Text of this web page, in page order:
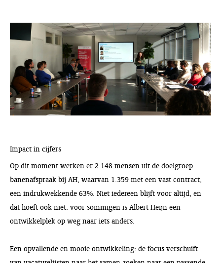
Impact in cijfers
Op dit moment werken er 2.148 mensen uit de doelgroep
banenafspraak bij AH, waarvan 1.359 met een vast contract,
een indrukwekkende 63%. Niet iedereen blijft voor altijd, en
dat hoeft ook niet: voor sommigen is Albert Heijn een
ontwikkelplek op weg naar iets anders.
Een opvallende en mooie ontwikkeling: de focus verschuift